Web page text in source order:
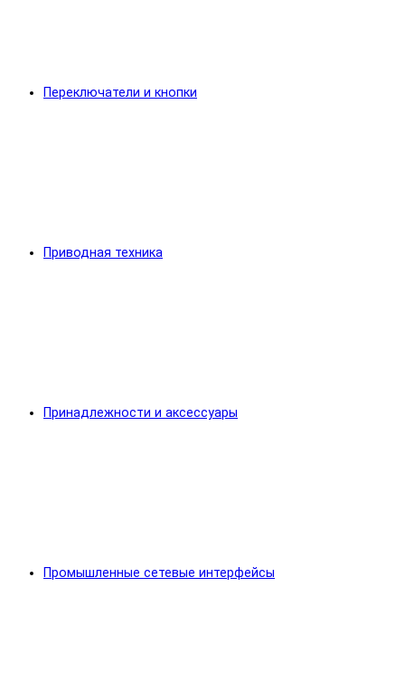
Переключатели и кнопки
Приводная техника
Принадлежности и аксессуары
Промышленные сетевые интерфейсы